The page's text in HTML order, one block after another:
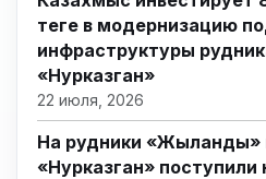
теңге в модернизацию
инфраструктуры
«Нурказган»
22 июля, 2026
На рудники «Жыланды»
«Нурказган» поступили